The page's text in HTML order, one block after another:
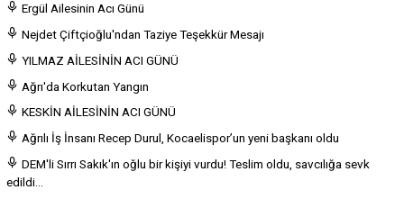
Ergül Ailesinin Acı Günü
Nejdet Çiftçioğlu'ndan Taziye Teşekkür Mesajı
YILMAZ AİLESİNİN ACI GÜNÜ
Ağrı'da Korkutan Yangın
KESKİN AİLESİNİN ACI GÜNÜ
Ağrılı İş İnsanı Recep Durul, Kocaelispor’un yeni başkanı oldu
DEM'li Sırrı Sakık'ın oğlu bir kişiyi vurdu! Teslim oldu, savcılığa sevk
edildi...